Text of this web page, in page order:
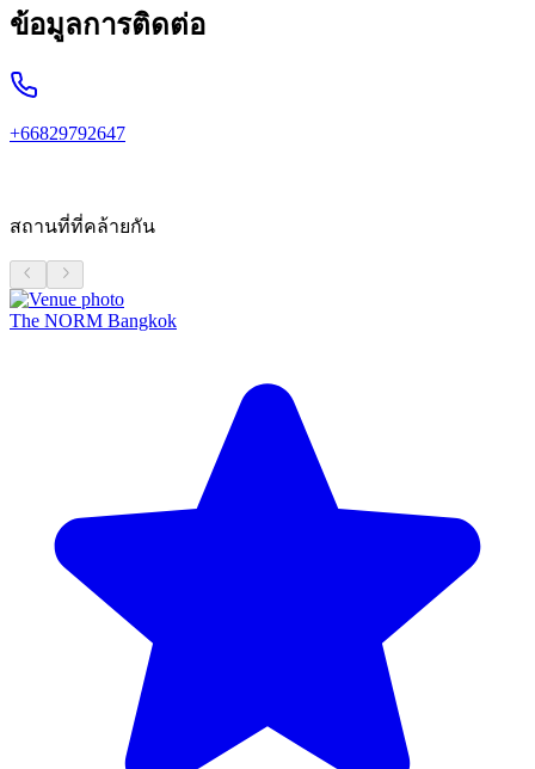
ข้อมูลการติดต่อ
+66829792647
สถานที่ที่คล้ายกัน
The NORM Bangkok